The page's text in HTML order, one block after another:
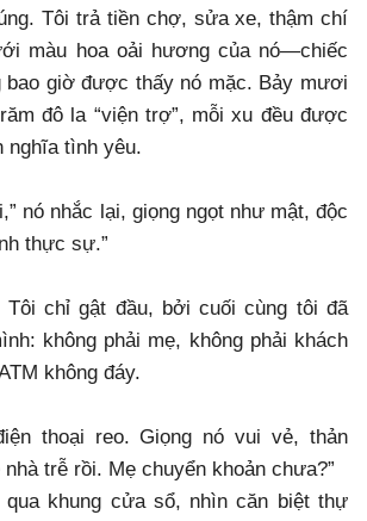
Tôi trả tiền chợ, sửa xe, thậm chí
màu hoa oải hương của nó—chiếc
bao giờ được thấy nó mặc. Bảy mươi
đô la “viện trợ”, mỗi xu đều được
nghĩa tình yêu.
nó nhắc lại, giọng ngọt như mật, độc
thực sự.”
Tôi chỉ gật đầu, bởi cuối cùng tôi đã
không phải mẹ, không phải khách
không đáy.
thoại reo. Giọng nó vui vẻ, thản
nhà trễ rồi. Mẹ chuyển khoản chưa?”
khung cửa sổ, nhìn căn biệt thự